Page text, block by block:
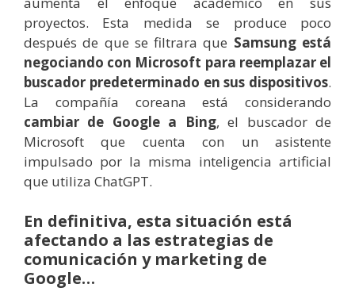
proyectos. Esta medida se produce poco
después de que se filtrara que Samsung está
negociando con Microsoft para reemplazar el
buscador predeterminado en sus dispositivos.
La compañía coreana está considerando
cambiar de Google a Bing, el buscador de
Microsoft que cuenta con un asistente
impulsado por la misma inteligencia artificial
que utiliza ChatGPT.
En definitiva, esta situación está
afectando a las estrategias de
comunicación y marketing de
Google…